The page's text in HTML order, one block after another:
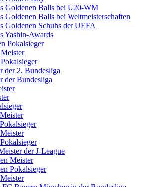
Goldenen Balls bei U20-WM
Goldenen Balls bei Weltmeisterschaften
Goldenen Schuhs der UEFA
Yashin-Awards
Pokalsieger
der 2. Bundesliga
der Bundesliga
der J-League
Meister
Pokalsieger